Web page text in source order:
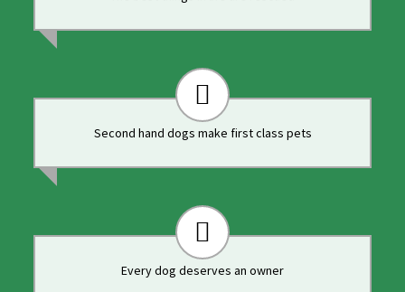
Second hand dogs make first class pets
Every dog deserves an owner